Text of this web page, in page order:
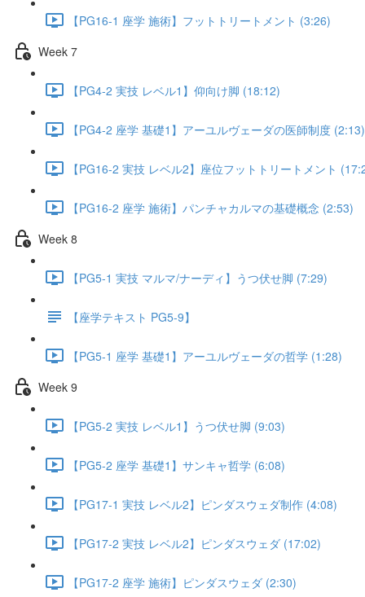
【PG16-1 座学 施術】フットトリートメント (3:26)
Week 7
【PG4-2 実技 レベル1】仰向け脚 (18:12)
【PG4-2 座学 基礎1】アーユルヴェーダの医師制度 (2:13)
【PG16-2 実技 レベル2】座位フットトリートメント
【PG16-2 座学 施術】パンチャカルマの基礎概念 (2:53)
Week 8
【PG5-1 実技 マルマ/ナーディ】うつ伏せ脚 (7:29)
【座学テキスト PG5-9】
【PG5-1 座学 基礎1】アーユルヴェーダの哲学 (1:28)
Week 9
【PG5-2 実技 レベル1】うつ伏せ脚 (9:03)
【PG5-2 座学 基礎1】サンキャ哲学 (6:08)
【PG17-1 実技 レベル2】ピンダスウェダ制作 (4:08)
【PG17-2 実技 レベル2】ピンダスウェダ (17:02)
【PG17-2 座学 施術】ピンダスウェダ (2:30)